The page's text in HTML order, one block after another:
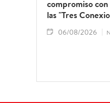
compromiso
las "Tres
06/08/2026